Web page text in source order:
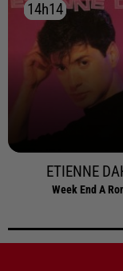
14h14
14h14
ETIENNE
Week End A